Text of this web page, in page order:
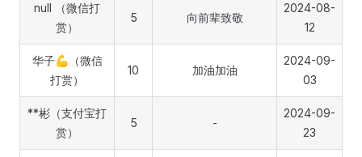
null （微信打
赏）
5 向前辈致敬
2024-08-
12
华子💪（微信
打赏）
10 加油加油
2024-09-
03
**彬（支付宝打
赏）
5 -
2024-09-
23